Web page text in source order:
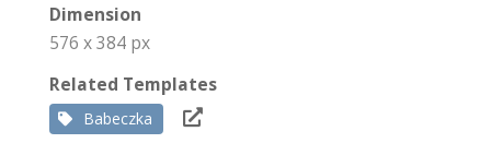
Dimension
576 x 384 px
Related Templates
Babeczka